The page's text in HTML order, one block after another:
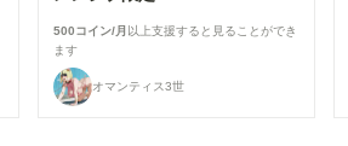
500コイン/月 以上支援すると見ることができ
ます
オマンティス3世